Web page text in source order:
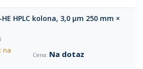
HPLC kolona, 3,0 µm 250 mm ×
na
Na dotaz